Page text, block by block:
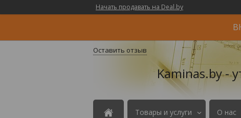
Начать продавать на Deal.by
Оставить отзыв
Kaminas.by -
Товары и услуги О нас